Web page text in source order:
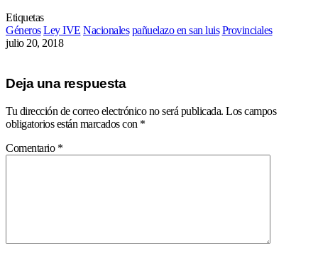
Etiquetas
Géneros Ley IVE Nacionales pañuelazo en san luis Provinciales
julio 20, 2018
Deja una respuesta
Tu dirección de correo electrónico no será publicada. Los campos
obligatorios están marcados con *
Comentario *